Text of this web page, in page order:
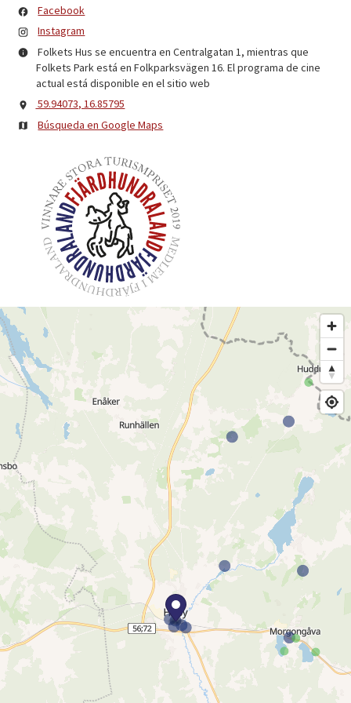
Facebook
Instagram
Folkets Hus se encuentra en Centralgatan 1, mientras que
Folkets Park está en Folkparksvägen 16. El programa de cine
actual está disponible en el sitio web
59.94073, 16.85795
Búsqueda en Google Maps